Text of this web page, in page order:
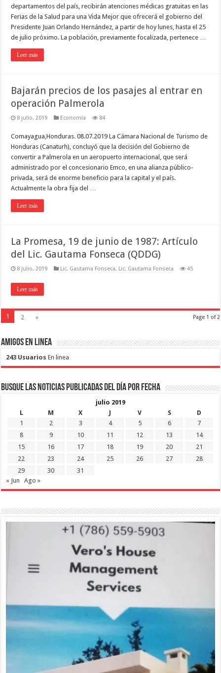
departamentos del país, recibirán atenciones médicas gratuitas en las
Ferias de la Salud para una Vida Mejor que ofrecerá el gobierno del
Presidente Juan Orlando Hernández, a partir de hoy lunes, hasta el 25
de julio próximo. La población, previamente focalizada, pertenece …
Leer más
Bajarán precios de los pasajes al entrar en
operación Palmerola
8 julio, 2019 Economía 84
Comayagua,Honduras. 08.07.2019 La Cámara Nacional de Turismo de
Honduras (Canaturh), concluyó que la decisión del Gobierno de
convertir a Palmerola en un aeropuerto internacional, que será
administrado por el concesionario Emco, en una alianza público-
privada, será de enorme beneficio para la capital y el país.
Actualmente la obra fija del …
Leer más
La Promesa, 19 de junio de 1987: Artículo
del Lic. Gautama Fonseca (QDDG)
8 julio, 2019 Lic. Gautama Fonseca, Lic. Gautama Fonseca 45
Leer más
Page 1 of 2
1 2 »
Amigos en Linea
243 Usuarios En linea
Busque las noticias publicadas del día por fecha
julio 2019
L
M X J V S
D
1
2 3 4 5 6
7
8
9 10 11 12 13
14
15
16 17 18 19 20
21
22
23 24 25 26 27
28
29
30
31
« Jun
Ago »